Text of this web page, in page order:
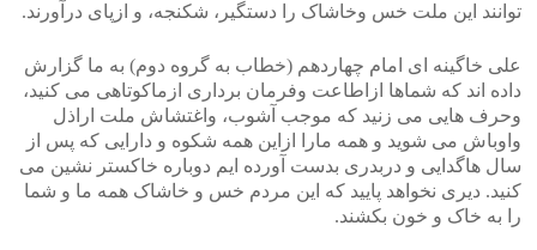
توانند این ملت خس وخاشاک را دستگیر، شکنجه، و ازپای درآورند.
علی خاگینه ای امام چهاردهم (خطاب به گروه دوم) به ما گزارش
داده اند که شماها ازاطاعت وفرمان برداری ازماکوتاهی می کنید،
وحرف هایی می زنید که موجب آشوب، واغتشاش ملت اراذل
واوباش می شوید و همه مارا ازاین همه شکوه و دارایی که پس از
سال هاگدایی و دربدری بدست آورده ایم دوباره خاکستر نشین می
کنید. دیری نخواهد پایید که این مردم خس و خاشاک همه ما و شما
را به خاک و خون بکشند.